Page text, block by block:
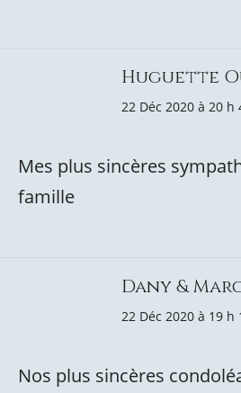
Huguette
22 Déc 2020 à 20 h
Mes plus sincères
famille
Dany &
22 Déc 2020 à 19 h
Nos plus sincères